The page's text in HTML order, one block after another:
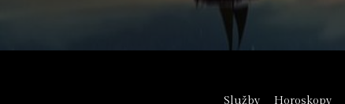
Služby Horoskopy